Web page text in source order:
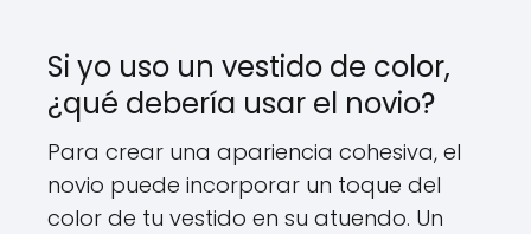
Si yo uso un vestido de color,
¿qué debería usar el novio?
Para crear una apariencia cohesiva, el
novio puede incorporar un toque del
color de tu vestido en su atuendo. Un